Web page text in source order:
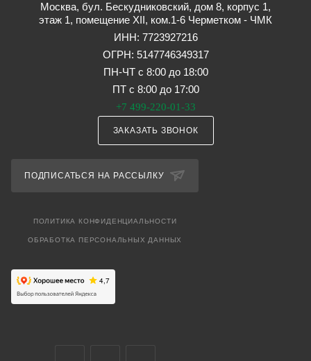
Москва, бул. Бескудниковский, дом 8, корпус 1,
этаж 1, помещение XII, ком.1-6 Черметком - ЧМК
ИНН: 7723927216
ОГРН: 5147746349317
ПН-ЧТ с 8:00 до 18:00
ПТ с 8:00 до 17:00
+7 499-220-01-33
ЗАКАЗАТЬ ЗВОНОК
ПОДПИСАТЬСЯ НА РАССЫЛКУ
ПОЛИТИКА КОНФИДЕНЦИАЛЬНОСТИ
ОБРАБОТКА ПЕРСОНАЛЬНЫХ ДАННЫХ